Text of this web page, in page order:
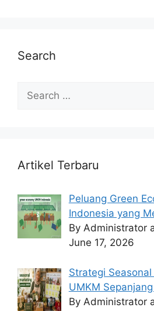
Search
Search
for:
Artikel Terbaru
Peluang Green
Indonesia yang
By Administrator
June 17, 2026
Strategi
UMKM
By Administrator